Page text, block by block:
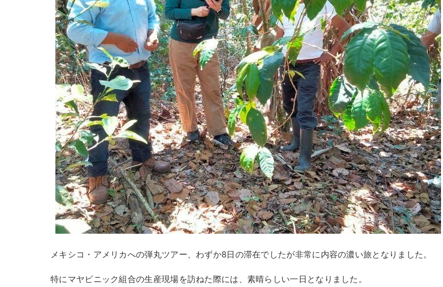
メキシコ・アメリカへの弾丸ツアー、わずか8日の滞在でしたが非常に内容の濃い旅となりました。
特にマヤビニック組合の生産現場を訪ねた際には、素晴らしい一日となりました。